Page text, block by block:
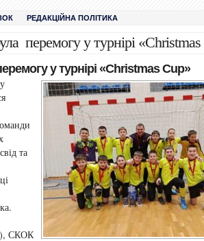
РЕДАКЦІЙНА ПОЛІТИКА
перемогу у турнірі «Christmas
у турнірі «Christmas Cup»
та
СКОК